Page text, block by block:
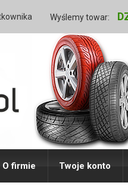
Wyślemy towar:
O firmie Twoje konto